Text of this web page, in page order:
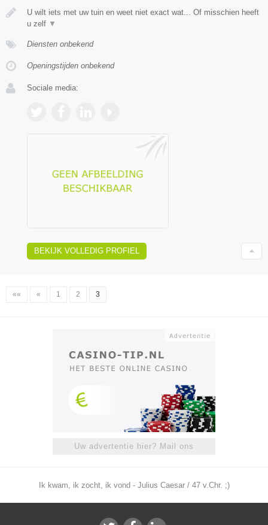
U wilt iets met uw tuin en weet niet exact wat... Of misschien heeft
u zelf ▼
Diensten onbekend
Openingstijden onbekend
Sociale media:
BEKIJK VOLLEDIG PROFIEL
«« « 1 2 3
Uw advertentie hier? Mail ons
Ik kwam, ik zocht, ik vond - Julius Caesar / 47 v.Chr. ;)